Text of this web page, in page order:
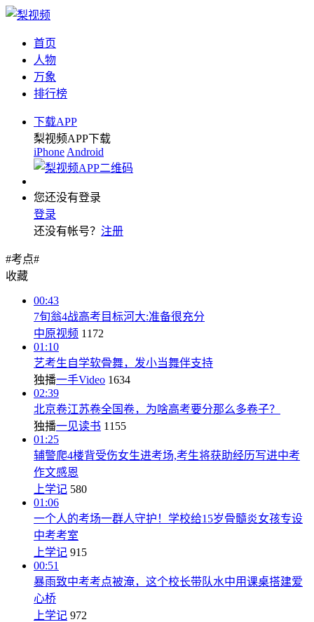
首页
人物
万象
排行榜
下载APP
梨视频APP下载
iPhone Android
您还没有登录
登录
还没有帐号？ 注册
#考点#
收藏
00:43
7旬翁4战高考目标河大:准备很充分
中原视频 1172
01:10
艺考生自学软骨舞，发小当舞伴支持
独播一手Video 1634
02:39
北京卷江苏卷全国卷，为啥高考要分那么多卷子？
独播一见读书 1155
01:25
辅警爬4楼背受伤女生进考场,考生将获助经历写进中考
作文感恩
上学记 580
01:06
一个人的考场一群人守护！学校给15岁骨髓炎女孩专设
中考考室
上学记 915
00:51
暴雨致中考考点被淹，这个校长带队水中用课桌搭建爱
心桥
上学记 972